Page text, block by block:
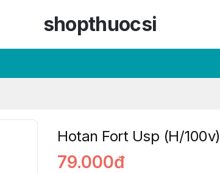
shopthuocsi
Hotan Fort Usp (H/100v)
79.000đ